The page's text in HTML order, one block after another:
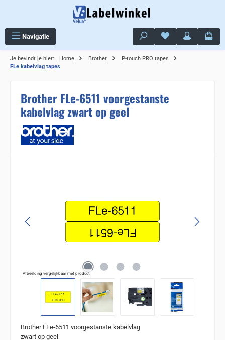
Navigatie Je hebt 0 items op
Je bevindt je hier: Home Brother
P-touch PRO tapes
FLe kabelvlag tapes
Brother FLe-6511 voorgestanste
kabelvlag zwart op geel
Afbeelding vergelijkbaar met product
Brother FLe-6511 voorgestanste kabelvlag
zwart op geel